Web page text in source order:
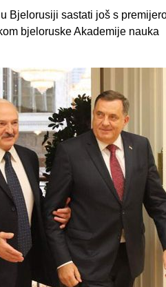
Bjelorusiji sastati još s
bjeloruske Akademije nauka